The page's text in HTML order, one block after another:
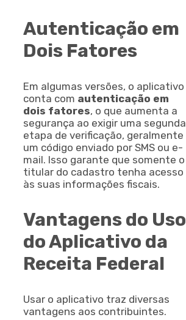
Autenticação em
Dois Fatores
Em algumas versões, o aplicativo
conta com autenticação em
dois fatores, o que aumenta a
segurança ao exigir uma segunda
etapa de verificação, geralmente
um código enviado por SMS ou e-
mail. Isso garante que somente o
titular do cadastro tenha acesso
às suas informações fiscais.
Vantagens do Uso
do Aplicativo da
Receita Federal
Usar o aplicativo traz diversas
vantagens aos contribuintes.